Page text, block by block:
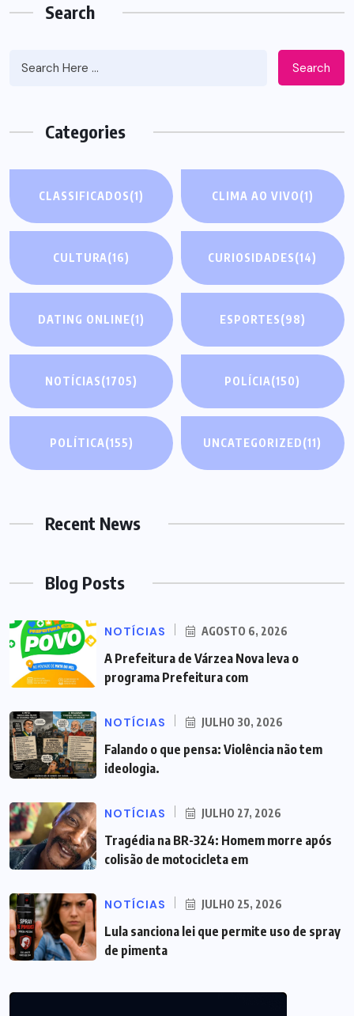
Search
Search
Categories
CLASSIFICADOS(1) CLIMA AO VIVO(1)
CULTURA(16) CURIOSIDADES(14)
DATING ONLINE(1) ESPORTES(98)
NOTÍCIAS(1705) POLÍCIA(150)
POLÍTICA(155) UNCATEGORIZED(11)
Recent News
Blog Posts
NOTÍCIAS AGOSTO 6, 2026
A Prefeitura de Várzea Nova leva o
programa Prefeitura com
NOTÍCIAS JULHO 30, 2026
Falando o que pensa: Violência não tem
ideologia.
NOTÍCIAS JULHO 27, 2026
Tragédia na BR-324: Homem morre após
colisão de motocicleta em
NOTÍCIAS JULHO 25, 2026
Lula sanciona lei que permite uso de spray
de pimenta